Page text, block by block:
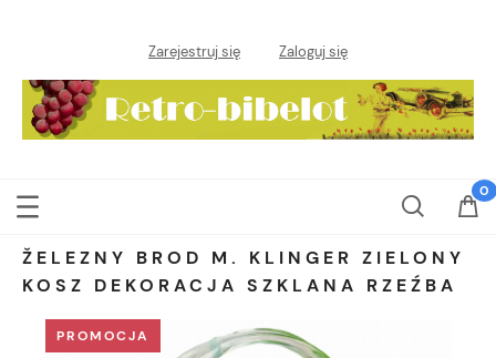
Zarejestruj się Zaloguj się
ŽELEZNY BROD M. KLINGER ZIELONY
KOSZ DEKORACJA SZKLANA RZEŹBA
PROMOCJA